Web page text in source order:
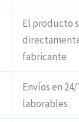
El producto
fabricante
Envíos en
laborables